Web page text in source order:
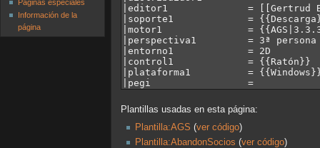
Plantillas usadas en esta página:
Plantilla:AGS (ver código)
Plantilla:AbandonSocios (ver código)
Páginas especiales
Información de la
página